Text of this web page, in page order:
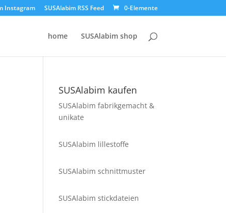
Instagram SUSAlabim RSS Feed 0-Elemente
home SUSAlabim shop
SUSAlabim kaufen
SUSAlabim fabrikgemacht &
unikate
SUSAlabim lillestoffe
SUSAlabim schnittmuster
SUSAlabim stickdateien